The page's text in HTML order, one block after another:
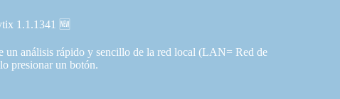
1.1.1341 🆕
análisis rápido y sencillo de la red local (LAN= Red de
presionar un botón.